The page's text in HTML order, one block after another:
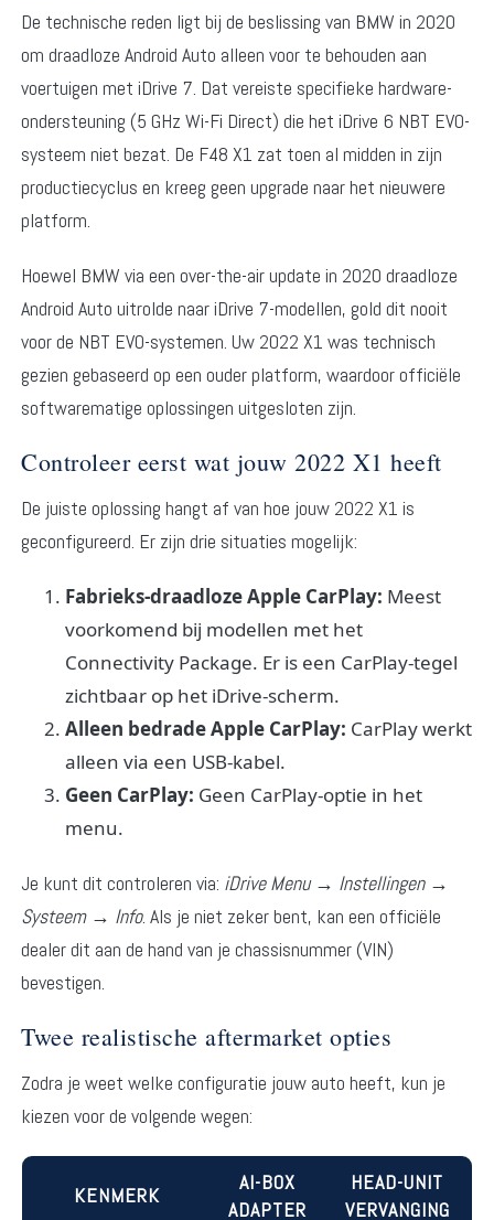
De technische reden ligt bij de beslissing van BMW in 2020
om draadloze Android Auto alleen voor te behouden aan
voertuigen met iDrive 7. Dat vereiste specifieke hardware-
ondersteuning (5 GHz Wi-Fi Direct) die het iDrive 6 NBT EVO-
systeem niet bezat. De F48 X1 zat toen al midden in zijn
productiecyclus en kreeg geen upgrade naar het nieuwere
platform.
Hoewel BMW via een over-the-air update in 2020 draadloze
Android Auto uitrolde naar iDrive 7-modellen, gold dit nooit
voor de NBT EVO-systemen. Uw 2022 X1 was technisch
gezien gebaseerd op een ouder platform, waardoor officiële
softwarematige oplossingen uitgesloten zijn.
Controleer eerst wat jouw 2022 X1 heeft
De juiste oplossing hangt af van hoe jouw 2022 X1 is
geconfigureerd. Er zijn drie situaties mogelijk:
Fabrieks-draadloze Apple CarPlay: Meest
voorkomend bij modellen met het
Connectivity Package. Er is een CarPlay-tegel
zichtbaar op het iDrive-scherm.
Alleen bedrade Apple CarPlay: CarPlay werkt
alleen via een USB-kabel.
Geen CarPlay: Geen CarPlay-optie in het
menu.
Je kunt dit controleren via: iDrive Menu → Instellingen →
Systeem → Info. Als je niet zeker bent, kan een officiële
dealer dit aan de hand van je chassisnummer (VIN)
bevestigen.
Twee realistische aftermarket opties
Zodra je weet welke configuratie jouw auto heeft, kun je
kiezen voor de volgende wegen:
KENMERK
AI-BOX
ADAPTER
HEAD-UNIT
VERVANGING